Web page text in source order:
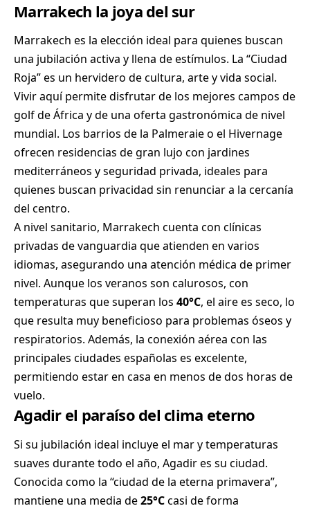
Marrakech la joya del sur
Marrakech es la elección ideal para quienes buscan
una jubilación activa y llena de estímulos. La “Ciudad
Roja” es un hervidero de cultura, arte y vida social.
Vivir aquí permite disfrutar de los mejores campos de
golf de África y de una oferta gastronómica de nivel
mundial. Los barrios de la Palmeraie o el Hivernage
ofrecen residencias de gran lujo con jardines
mediterráneos y seguridad privada, ideales para
quienes buscan privacidad sin renunciar a la cercanía
del centro.
A nivel sanitario, Marrakech cuenta con clínicas
privadas de vanguardia que atienden en varios
idiomas, asegurando una atención médica de primer
nivel. Aunque los veranos son calurosos, con
temperaturas que superan los 40°C, el aire es seco, lo
que resulta muy beneficioso para problemas óseos y
respiratorios. Además, la conexión aérea con las
principales ciudades españolas es excelente,
permitiendo estar en casa en menos de dos horas de
vuelo.
Agadir el paraíso del clima eterno
Si su jubilación ideal incluye el mar y temperaturas
suaves durante todo el año, Agadir es su ciudad.
Conocida como la “ciudad de la eterna primavera”,
mantiene una media de25°Ccasi de forma